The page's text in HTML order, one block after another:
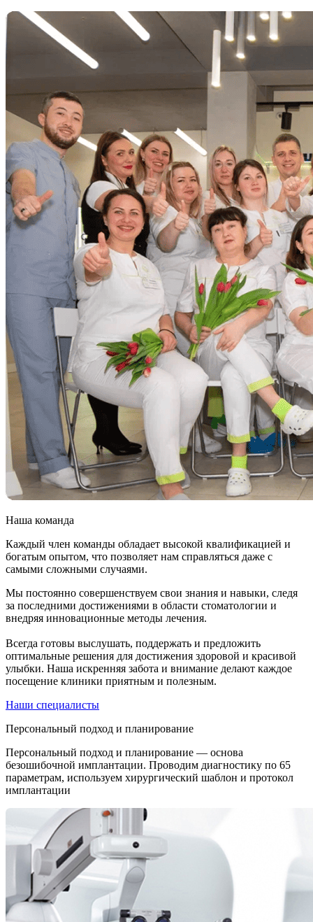
Наша команда
Каждый член команды обладает высокой квалификацией и
богатым опытом, что позволяет нам справляться даже с
самыми сложными случаями.
Мы постоянно совершенствуем свои знания и навыки, следя
за последними достижениями в области стоматологии и
внедряя инновационные методы лечения.
Всегда готовы выслушать, поддержать и предложить
оптимальные решения для достижения здоровой и красивой
улыбки. Наша искренняя забота и внимание делают каждое
посещение клиники приятным и полезным.
Наши специалисты
Персональный подход и планирование
Персональный подход и планирование — основа
безошибочной имплантации. Проводим диагностику по 65
параметрам, используем хирургический шаблон и протокол
имплантации